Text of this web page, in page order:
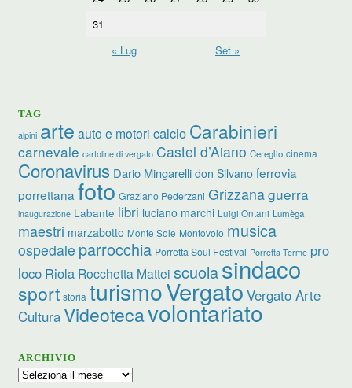
31
« Lug
Set »
TAG
alpini arte auto e motori calcio Carabinieri
carnevale cartoline di vergato Castel d’Aiano Cereglio cinema
Coronavirus Dario Mingarelli don Silvano ferrovia
porrettana foto Graziano Pederzani Grizzanaguerra
inaugurazione Labante libri luciano marchi Luigi Ontani Lumèga
maestri marzabotto Monte Sole Montovolo musica
ospedale parrocchia Porretta Soul Festival Porretta Terme pro
loco Riola Rocchetta Mattei scuolasindaco
sport storia turismoVergato Vergato Arte
CulturaVideotecavolontariato
ARCHIVIO
Archivio